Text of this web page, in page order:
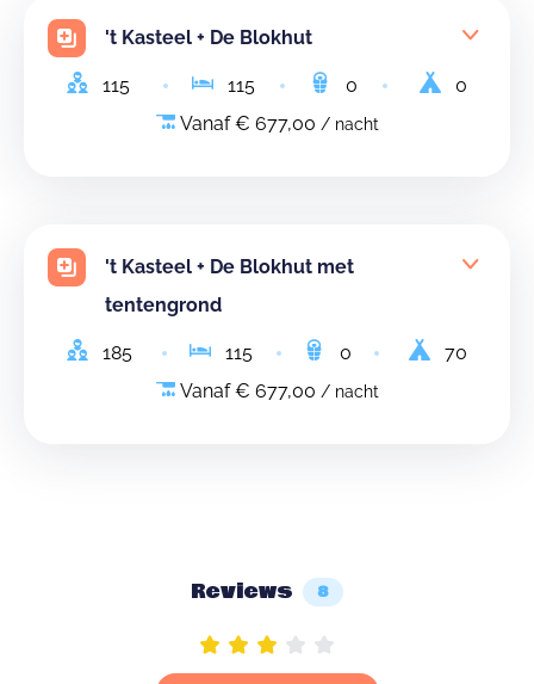
't Kasteel + De Blokhut
115 115 0
0
Vanaf € 677,00 / nacht
't Kasteel + De Blokhut met
tentengrond
185 115 0
70
Vanaf € 677,00 / nacht
Reviews 8